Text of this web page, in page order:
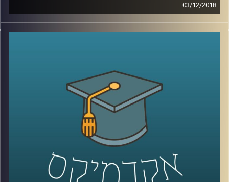
03/12/2018
אחד מכל שני אנשים מעל גיל 85 יסבול
פעם אחר פעם בניסיון נואש למצוא מרפא
למחלה. פרופסור מיכל בארי מסבירה על הקושי
האדיר שבחקר המוח ומדוע אבחון מוקדם בכל
זאת יכול לסייע, היא מתארת כיצד שינויי הרגלים
עשרות שנים לפני המחלה עשויים לרכך את
ההידרדרות וגם – איך נראה המפגש האנושי עם
אחד הצדדים העצובים ביותר של הקיום שלנו